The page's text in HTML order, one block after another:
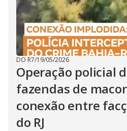
DO R7/19/05/2026
Operação policial
fazendas de
conexão entre
do RJ